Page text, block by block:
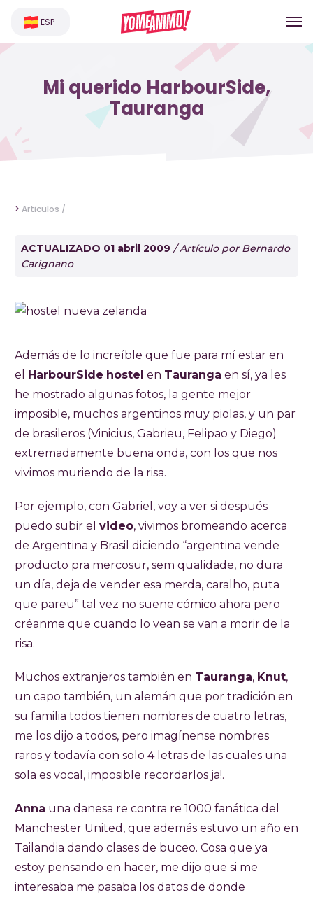
ESP
Mi querido HarbourSide,
Tauranga
> Articulos /
ACTUALIZADO 01 abril 2009 / Artículo por Bernardo
Carignano
Además de lo increíble que fue para mí estar en
el HarbourSide hostel en Tauranga en sí, ya les
he mostrado algunas fotos, la gente mejor
imposible, muchos argentinos muy piolas, y un par
de brasileros (Vinicius, Gabrieu, Felipao y Diego)
extremadamente buena onda, con los que nos
vivimos muriendo de la risa.
Por ejemplo, con Gabriel, voy a ver si después
puedo subir el video, vivimos bromeando acerca
de Argentina y Brasil diciendo “argentina vende
producto pra mercosur, sem qualidade, no dura
un día, deja de vender esa merda, caralho, puta
que pareu” tal vez no suene cómico ahora pero
créanme que cuando lo vean se van a morir de la
risa.
Muchos extranjeros también en Tauranga, Knut,
un capo también, un alemán que por tradición en
su familia todos tienen nombres de cuatro letras,
me los dijo a todos, pero imagínense nombres
raros y todavía con solo 4 letras de las cuales una
sola es vocal, imposible recordarlos ja!.
Anna una danesa re contra re 1000 fanática del
Manchester United, que además estuvo un año en
Tailandia dando clases de buceo. Cosa que ya
estoy pensando en hacer, me dijo que si me
interesaba me pasaba los datos de donde